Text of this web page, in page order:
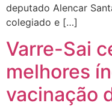
deputado Alencar
colegiado e […]
Varre-Sai
melhores
vacinação